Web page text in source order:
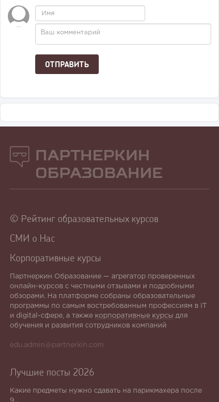
Партнеркин
Образование
© Рейтинг образовательных курсов
СМИ о Нас
Корпоративные курсы
Партнеркин Образование — агрегатор проверенных
онлайн-курсов с честными отзывами и подробными
обзорами. На платформе собраны образовательные
программы по самым востребованным профессиям в IT
и digital-сфере, а также корпоративные курсы для
обучения и развития сотрудников компаний
edu.admin@partnerkin.com
Лучшие посты 2026
Какие предметы нужно сдавать на парикмахера после
9...